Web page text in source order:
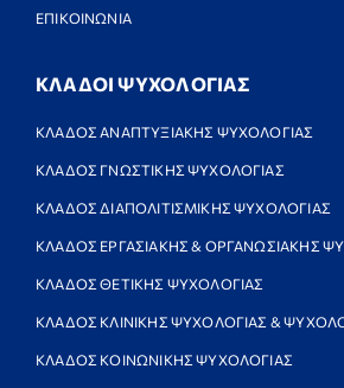
ΕΠΙΚΟΙΝΩΝΙΑ
ΚΛΑΔΟΙ ΨΥΧΟΛΟΓΙΑΣ
ΚΛΑΔΟΣ ΑΝΑΠΤΥΞΙΑΚΗΣ ΨΥΧΟΛΟΓΙΑΣ
ΚΛΑΔΟΣ ΓΝΩΣΤΙΚΗΣ ΨΥΧΟΛΟΓΙΑΣ
ΚΛΑΔΟΣ ΔΙΑΠΟΛΙΤΙΣΜΙΚΗΣ ΨΥΧΟΛΟΓΙΑΣ
ΚΛΑΔΟΣ ΕΡΓΑΣΙΑΚΗΣ & ΟΡΓΑΝΩΣΙΑΚΗΣ
ΚΛΑΔΟΣ ΘΕΤΙΚΗΣ ΨΥΧΟΛΟΓΙΑΣ
ΚΛΑΔΟΣ ΚΛΙΝΙΚΗΣ ΨΥΧΟΛΟΓΙΑΣ &
ΚΛΑΔΟΣ ΚΟΙΝΩΝΙΚΗΣ ΨΥΧΟΛΟΓΙΑΣ